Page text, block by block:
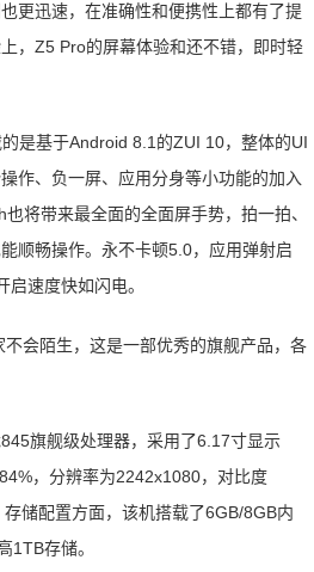
更迅速，在准确性和便携性上都有了提
，Z5 Pro的屏幕体验和还不错，即时轻
是基于Android 8.1的ZUI 10，整体的UI
作、负一屏、应用分身等小功能的加入
将带来最全面的全面屏手势，拍一拍、
顺畅操作。永不卡顿5.0，应用弹射启
速度快如闪电。
会陌生，这是一部优秀的旗舰产品，各
旗舰级处理器，采用了6.17寸显示
，分辨率为2242x1080，对比度
储配置方面，该机搭载了6GB/8GB内
1TB存储。